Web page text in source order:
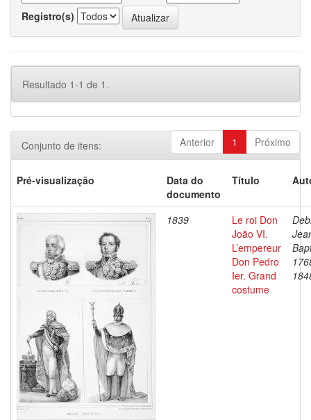
Registro(s)
Resultado 1-1 de 1.
Anterior 1 Próximo
Conjunto de itens:
Pré-visualização
Data do
documento
Título
1839
Le roi Don
João VI.
L’empereur
Don Pedro
Ier. Grand
costume